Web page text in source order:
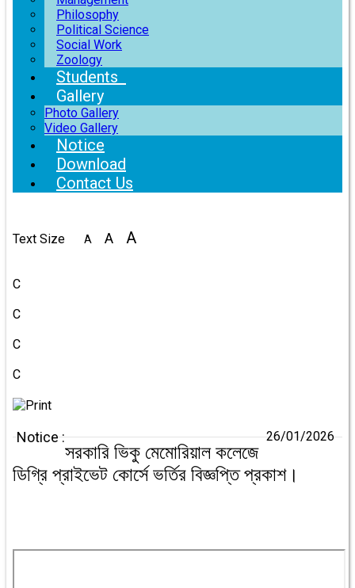
Philosophy
Political Science
Social Work
Zoology
Students
Gallery
Photo Gallery
Video Gallery
Notice
Download
Contact Us
Text Size A A A
C
C
C
C
Notice : 26/01/2026
সরকারি ভিকু মেমোরিয়াল কলেজে
ডিগ্রি প্রাইভেট কোর্সে ভর্তির বিজ্ঞপ্তি প্রকাশ।